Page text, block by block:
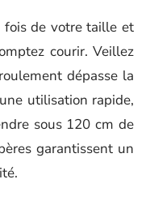
fois de votre taille et
courir. Veillez
dépasse la
utilisation rapide,
sous 120 cm de
garantissent un